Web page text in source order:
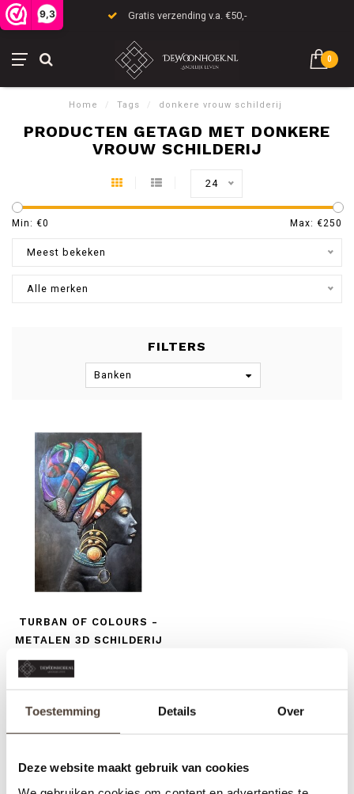
Toestemming Details Over
Deze website maakt gebruik van cookies
9,3 Gratis verzending v.a. €50,-
0
Home / Tags / donkere vrouw schilderij
PRODUCTEN GETAGD MET DONKERE
VROUW SCHILDERIJ
24
Min: €0 Max: €250
Meest bekeken
Alle merken
FILTERS
Banken
TURBAN OF COLOURS -
METALEN 3D SCHILDERIJ
€229,00